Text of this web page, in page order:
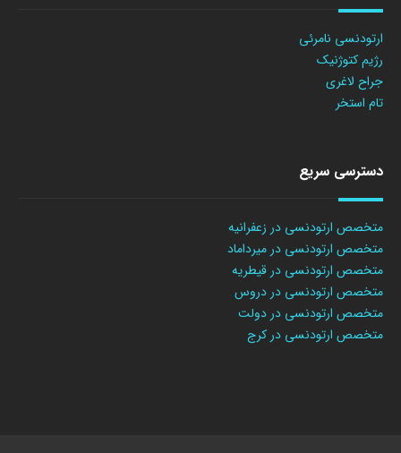
ارتودنسی نامرئی
رژیم کتوژنیک
جراح لاغری
تام استخر
دسترسی سریع
متخصص ارتودنسی در زعفرانیه
متخصص ارتودنسی در میرداماد
متخصص ارتودنسی در قیطریه
متخصص ارتودنسی در دروس
متخصص ارتودنسی در دولت
متخصص ارتودنسی در کرج